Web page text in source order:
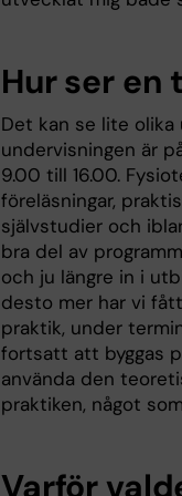
Hur ser en
Det kan se lite
undervisningen är
9.00 till 16.00.
föreläsningar,
självstudier och
bra del av
och ju längre in i
desto mer har vi
praktik, under
fortsatt att byggas
använda den
praktiken, något
Varför